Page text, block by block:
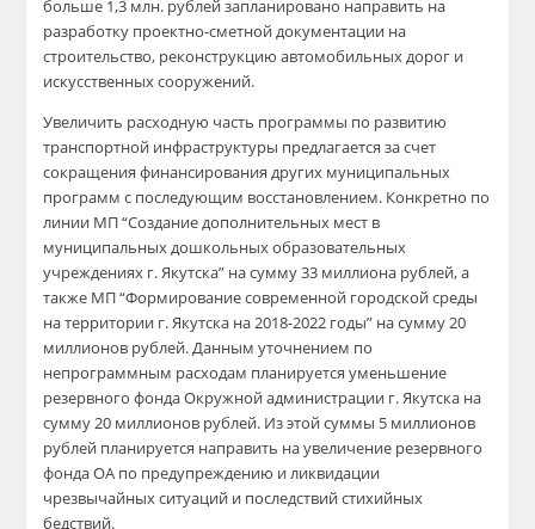
больше 1,3 млн. рублей запланировано направить на
разработку проектно-сметной документации на
строительство, реконструкцию автомобильных дорог и
искусственных сооружений.
Увеличить расходную часть программы по развитию
транспортной инфраструктуры предлагается за счет
сокращения финансирования других муниципальных
программ с последующим восстановлением. Конкретно по
линии МП “Создание дополнительных мест в
муниципальных дошкольных образовательных
учреждениях г. Якутска” на сумму 33 миллиона рублей, а
также МП “Формирование современной городской среды
на территории г. Якутска на 2018-2022 годы” на сумму 20
миллионов рублей. Данным уточнением по
непрограммным расходам планируется уменьшение
резервного фонда Окружной администрации г. Якутска на
сумму 20 миллионов рублей. Из этой суммы 5 миллионов
рублей планируется направить на увеличение резервного
фонда ОА по предупреждению и ликвидации
чрезвычайных ситуаций и последствий стихийных
бедствий.